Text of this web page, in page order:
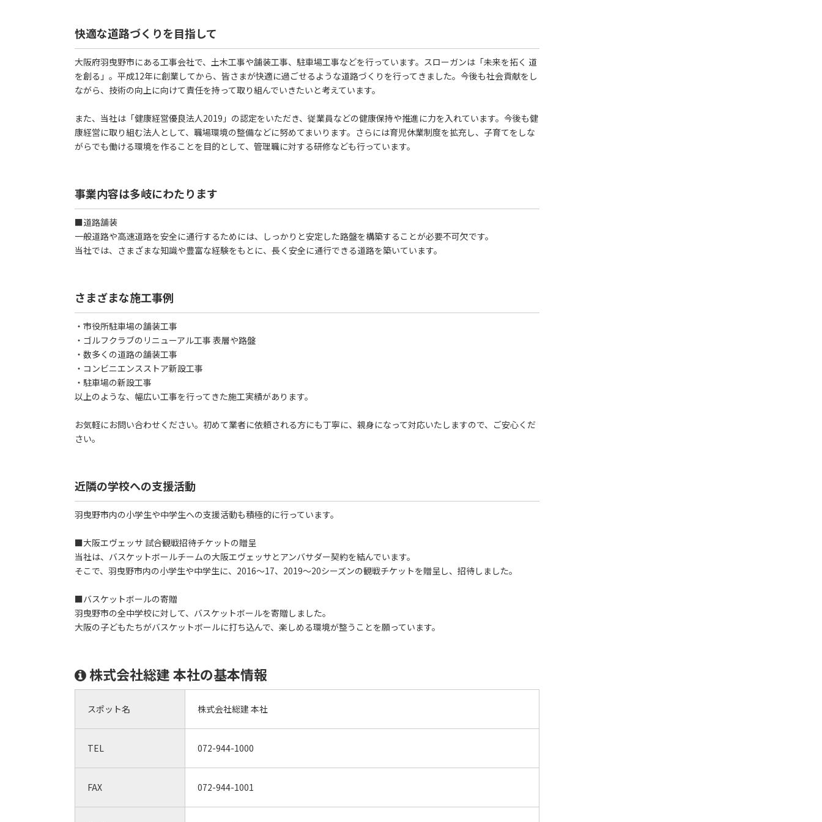
快適な道路づくりを目指して
大阪府羽曳野市にある工事会社で、土木工事や舗装工事、駐車場工事などを行っています。スローガンは「未来を拓く 道
を創る」。平成12年に創業してから、皆さまが快適に過ごせるような道路づくりを行ってきました。今後も社会貢献をし
ながら、技術の向上に向けて責任を持って取り組んでいきたいと考えています。
また、当社は「健康経営優良法人2019」の認定をいただき、従業員などの健康保持や推進に力を入れています。今後も健
康経営に取り組む法人として、職場環境の整備などに努めてまいります。さらには育児休業制度を拡充し、子育てをしな
がらでも働ける環境を作ることを目的として、管理職に対する研修なども行っています。
事業内容は多岐にわたります
■道路舗装
一般道路や高速道路を安全に通行するためには、しっかりと安定した路盤を構築することが必要不可欠です。
当社では、さまざまな知識や豊富な経験をもとに、長く安全に通行できる道路を築いています。
さまざまな施工事例
・市役所駐車場の舗装工事
・ゴルフクラブのリニューアル工事 表層や路盤
・数多くの道路の舗装工事
・コンビニエンスストア新設工事
・駐車場の新設工事
以上のような、幅広い工事を行ってきた施工実績があります。
お気軽にお問い合わせください。初めて業者に依頼される方にも丁寧に、親身になって対応いたしますので、ご安心くだ
さい。
近隣の学校への支援活動
羽曳野市内の小学生や中学生への支援活動も積極的に行っています。
■大阪エヴェッサ 試合観戦招待チケットの贈呈
当社は、バスケットボールチームの大阪エヴェッサとアンバサダー契約を結んでいます。
そこで、羽曳野市内の小学生や中学生に、2016～17、2019～20シーズンの観戦チケットを贈呈し、招待しました。
■バスケットボールの寄贈
羽曳野市の全中学校に対して、バスケットボールを寄贈しました。
大阪の子どもたちがバスケットボールに打ち込んで、楽しめる環境が整うことを願っています。
株式会社総建 本社の基本情報
スポット名 株式会社総建 本社
TEL 072-944-1000
FAX 072-944-1001